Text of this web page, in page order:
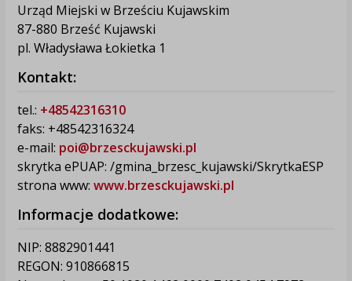
Urząd Miejski w Brześciu Kujawskim
87-880 Brześć Kujawski
pl. Władysława Łokietka 1
Kontakt:
tel.: +48542316310
faks: +48542316324
e-mail: poi@brzesckujawski.pl
skrytka ePUAP: /gmina_brzesc_kujawski/SkrytkaESP
strona www: www.brzesckujawski.pl
Informacje dodatkowe:
NIP: 8882901441
REGON: 910866815